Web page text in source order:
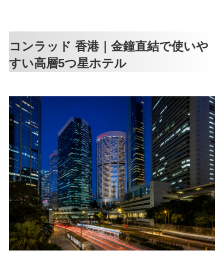
コンラッド 香港｜金鐘直結で使いや
すい高層5つ星ホテル